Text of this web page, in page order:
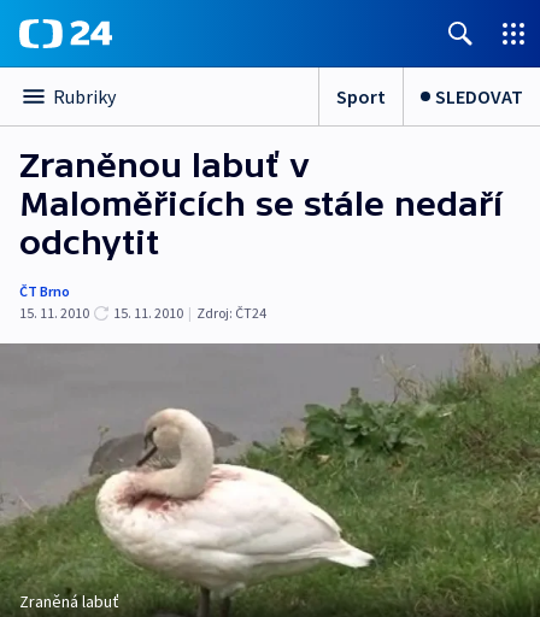
Rubriky Sport SLEDOVAT
Zraněnou labuť v
Maloměřicích se stále nedaří
odchytit
ČT Brno
15. 11. 2010
15. 11. 2010 | Zdroj: ČT24
Zraněná labuť